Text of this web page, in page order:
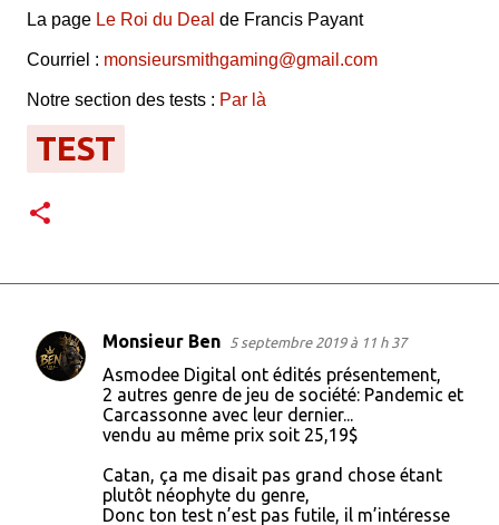
La page Le Roi du Deal de Francis Payant
Courriel : monsieursmithgaming@gmail.com
Notre section des tests : Par là
TEST
C
Monsieur Ben 5 septembre 2019 à 11 h 37
Asmodee Digital ont édités présentement,
2 autres genre de jeu de société: Pandemic et
Carcassonne avec leur dernier...
vendu au même prix soit 25,19$
Catan, ça me disait pas grand chose étant
plutôt néophyte du genre,
Donc ton test n’est pas futile, il m’intéresse